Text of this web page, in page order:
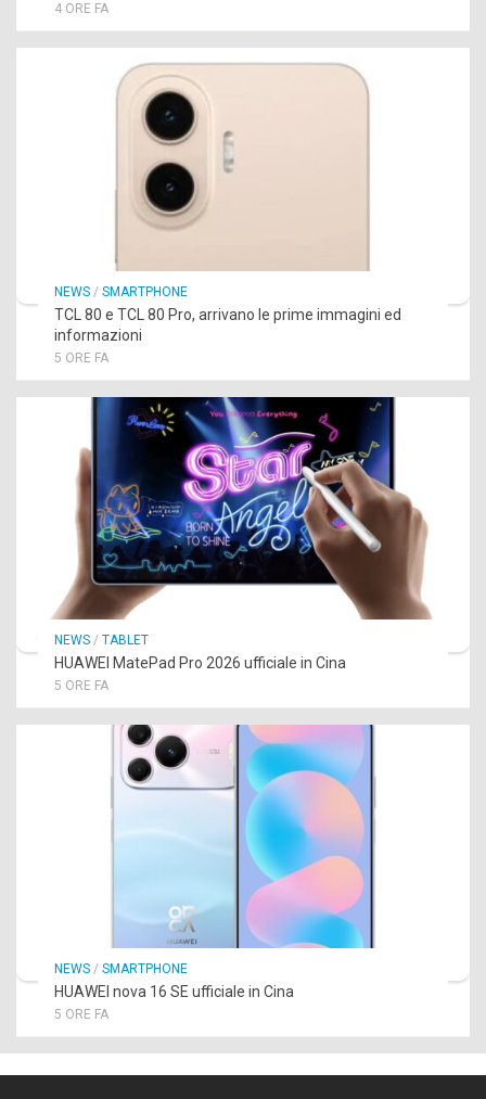
4 ORE FA
NEWS / SMARTPHONE
TCL 80 e TCL 80 Pro, arrivano le prime immagini ed
informazioni
5 ORE FA
NEWS / TABLET
HUAWEI MatePad Pro 2026 ufficiale in Cina
5 ORE FA
NEWS / SMARTPHONE
HUAWEI nova 16 SE ufficiale in Cina
5 ORE FA